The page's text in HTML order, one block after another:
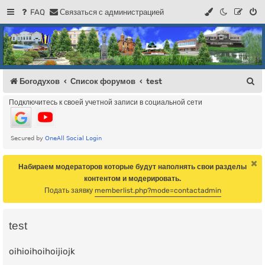
FAQ Связаться с администрацией
Регистрация
Форум Богодухова
Богодухов
Богодухов Список форумов test
Подключитесь к своей учетной записи в социальной сети
Набираем модераторов которые будут наполнять свои разделы
контентом и модерировать.
Подать заявку memberlist.php?mode=contactadmin
test
oihioihoihoijiojk